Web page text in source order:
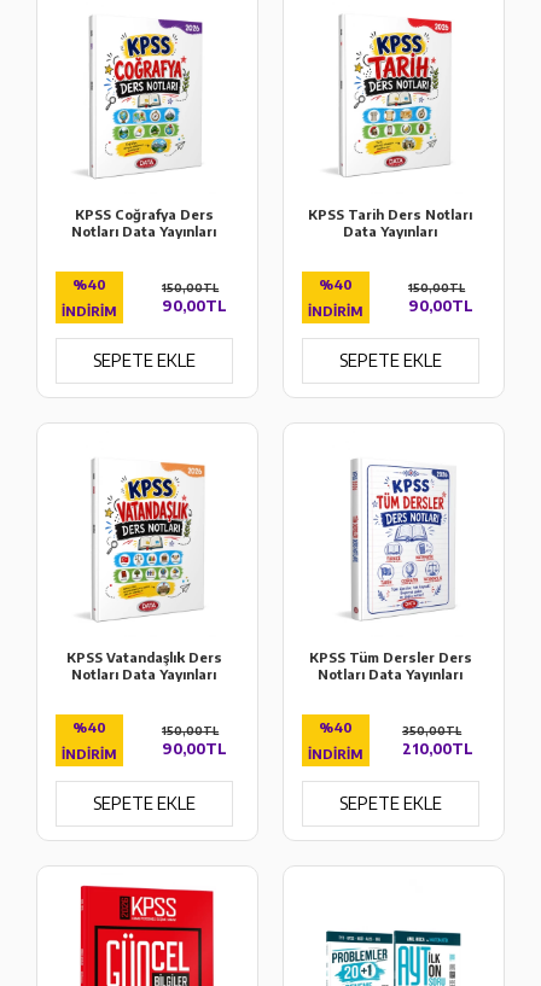
KPSS Coğrafya Ders
Notları Data Yayınları
%40
İNDIRIM
90,00TL
150,00TL
SEPETE EKLE
KPSS Tarih Ders Notları
Data Yayınları
%40
İNDIRIM
90,00TL
150,00TL
SEPETE EKLE
KPSS Vatandaşlık Ders
Notları Data Yayınları
%40
İNDIRIM
90,00TL
150,00TL
SEPETE EKLE
KPSS Tüm Dersler Ders
Notları Data Yayınları
%40
İNDIRIM
210,00TL
350,00TL
SEPETE EKLE